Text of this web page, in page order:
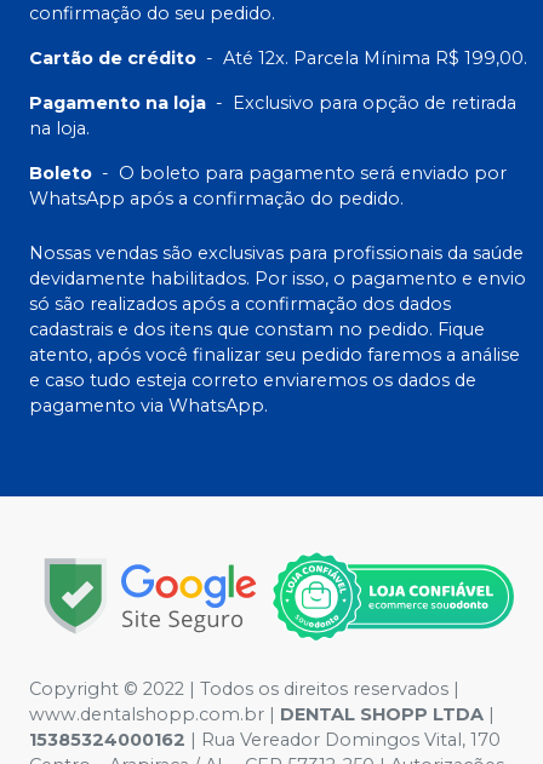
confirmação do seu pedido.
Cartão de crédito - Até 12x. Parcela Mínima R$ 199,00.
Pagamento na loja - Exclusivo para opção de retirada
na loja.
Boleto - O boleto para pagamento será enviado por
WhatsApp após a confirmação do pedido.
Nossas vendas são exclusivas para profissionais da saúde
devidamente habilitados. Por isso, o pagamento e envio
só são realizados após a confirmação dos dados
cadastrais e dos itens que constam no pedido. Fique
atento, após você finalizar seu pedido faremos a análise
e caso tudo esteja correto enviaremos os dados de
pagamento via WhatsApp.
Copyright © 2022 | Todos os direitos reservados |
www.dentalshopp.com.br | DENTAL SHOPP LTDA |
15385324000162 | Rua Vereador Domingos Vital, 170